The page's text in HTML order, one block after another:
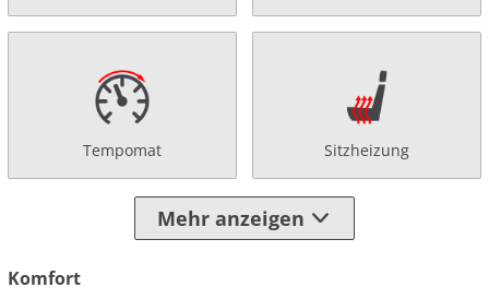
Tempomat Sitzheizung
Mehr anzeigen
Komfort